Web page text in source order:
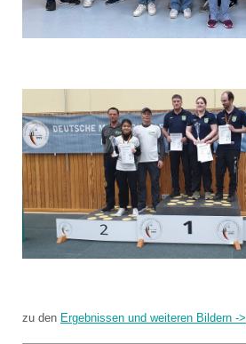
zu den Ergebnissen und weiteren Bildern ->